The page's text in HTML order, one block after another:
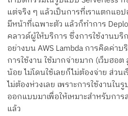
แต่จริง ๆ แล้วเป็นการที่เราแตกแอ
มีหน้าที่เฉพาะตัว แล้วก็ทำการ
คลาวด์ผู้ให้บริการ ซึ่งการใช้งานบริ
อย่างบน AWS Lambda การคิดค่า
การใช้งาน ใช้มากจ่ายมาก (เว็บฮอ
น้อย ไม่โดนใช้เลยก็ไม่ต้องจ่าย ส่วน
ไม่ต้องห่วงเลย เพราะการใช้งานใน
ออกแบบมาเพื่อให้เหมาะสำหรับกา
แล้ว